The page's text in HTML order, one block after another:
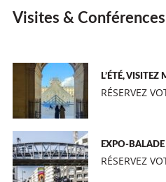
Visites & Conférences
L’ÉTÉ,
RÉSERVEZ
EXPO-
RÉSERVEZ